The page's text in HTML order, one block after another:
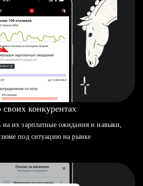
конкурентах
на их зарплатные ожидания и навыки,
под ситуацию на рынке